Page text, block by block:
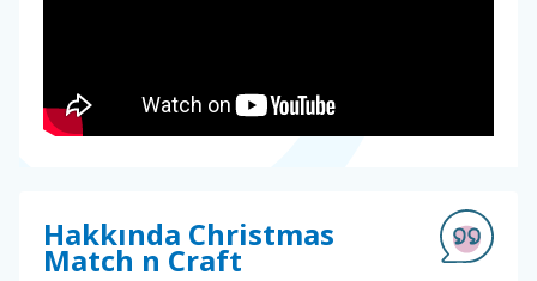
Hakkında Christmas
Match n Craft